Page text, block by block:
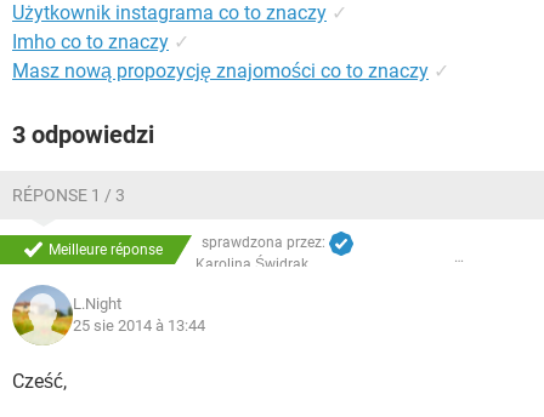
Użytkownik instagrama co to znaczy ✓
Imho co to znaczy ✓
Masz nową propozycję znajomości co to znaczy ✓
3 odpowiedzi
RÉPONSE 1 / 3
Meilleure réponse
sprawdzona przez:
Karolina Świdrak
L.Night
25 sie 2014 à 13:44
Cześć,